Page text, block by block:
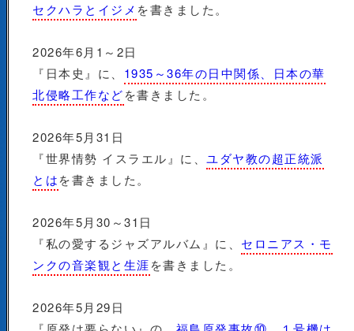
セクハラとイジメ を書きました。
2026年6月1～2日
『日本史』に、 1935～36年の日中関係、日本の華
北侵略工作などを書きました。
2026年5月31日
『世界情勢 イスラエル』に、 ユダヤ教の超正統派
とはを書きました。
2026年5月30～31日
『私の愛するジャズアルバム』に、 セロニアス・モ
ンクの音楽観と生涯を書きました。
2026年5月29日